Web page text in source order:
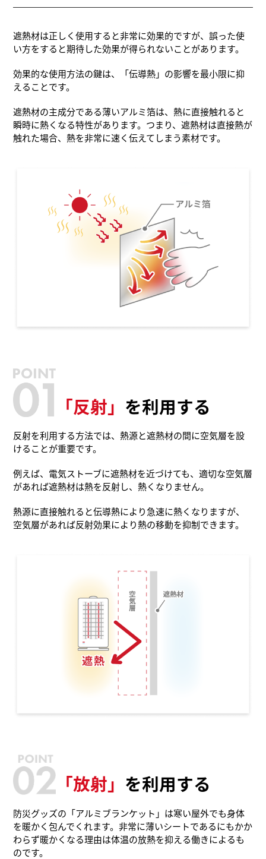
遮熱材は正しく使用すると非常に効果的ですが、誤った使
い方をすると期待した効果が得られないことがあります。
効果的な使用方法の鍵は、「伝導熱」の影響を最小限に抑
えることです。
遮熱材の主成分である薄いアルミ箔は、熱に直接触れると
瞬時に熱くなる特性があります。つまり、遮熱材は直接熱が
触れた場合、熱を非常に速く伝えてしまう素材です。
「反射」 を利用する
反射を利用する方法では、熱源と遮熱材の間に空気層を設
けることが重要です。
例えば、電気ストーブに遮熱材を近づけても、適切な空気層
があれば遮熱材は熱を反射し、熱くなりません。
熱源に直接触れると伝導熱により急速に熱くなりますが、
空気層があれば反射効果により熱の移動を抑制できます。
「放射」 を利用する
防災グッズの「アルミブランケット」は寒い屋外でも身体
を暖かく包んでくれます。非常に薄いシートであるにもかか
わらず暖かくなる理由は体温の放熱を抑える働きによるも
のです。